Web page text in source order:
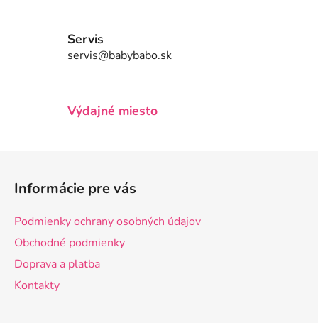
p
Servis
servis@babybabo.sk
Výdajné miesto
Informácie pre vás
Podmienky ochrany osobných údajov
Obchodné podmienky
Doprava a platba
Kontakty